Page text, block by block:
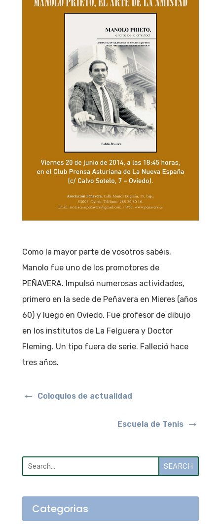
Como la mayor parte de vosotros sabéis,
Manolo fue uno de los promotores de
PEÑAVERA. Impulsó numerosas actividades,
primero en la sede de Peñavera en Mieres (años
60) y luego en Oviedo. Fue profesor de dibujo
en los institutos de La Felguera y Doctor
Fleming. Un tipo fuera de serie. Falleció hace
tres años.
← Coloquios de actualidad
Escuela de Tenis →
SEARCH
Categorias